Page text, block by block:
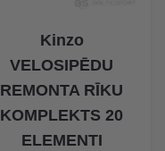
Kinzo
VELOSIPĒDU
REMONTA RĪKU
KOMPLEKTS 20
ELEMENTI